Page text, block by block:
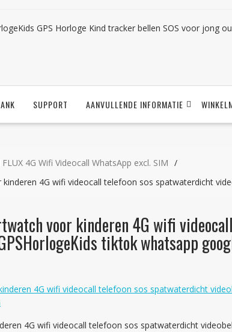
SUPPORT AANVULLENDE INFORMATIE
4G Wifi Videocall WhatsApp excl. SIM
4G wifi videocall telefoon sos spatwaterdicht
voor kinderen 4G wifi
tiktok whatsapp
4G wifi videocall telefoon sos spatwaterdicht